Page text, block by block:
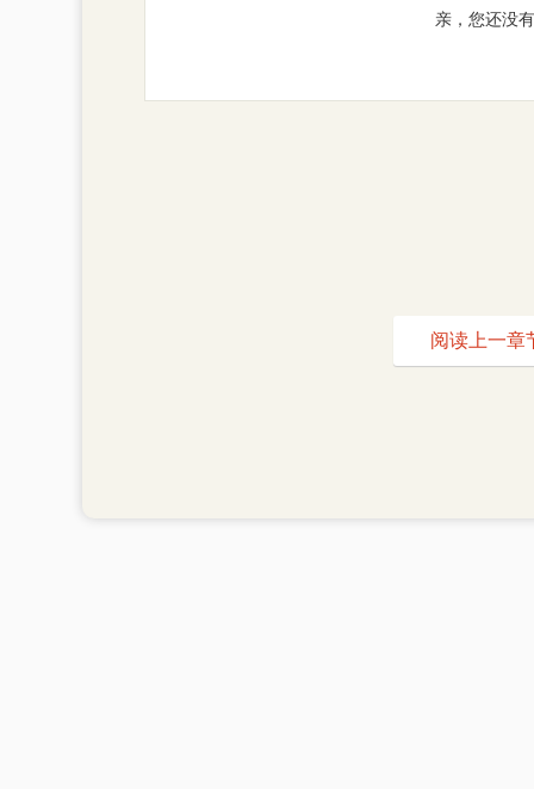
亲，您还没
阅读上一章